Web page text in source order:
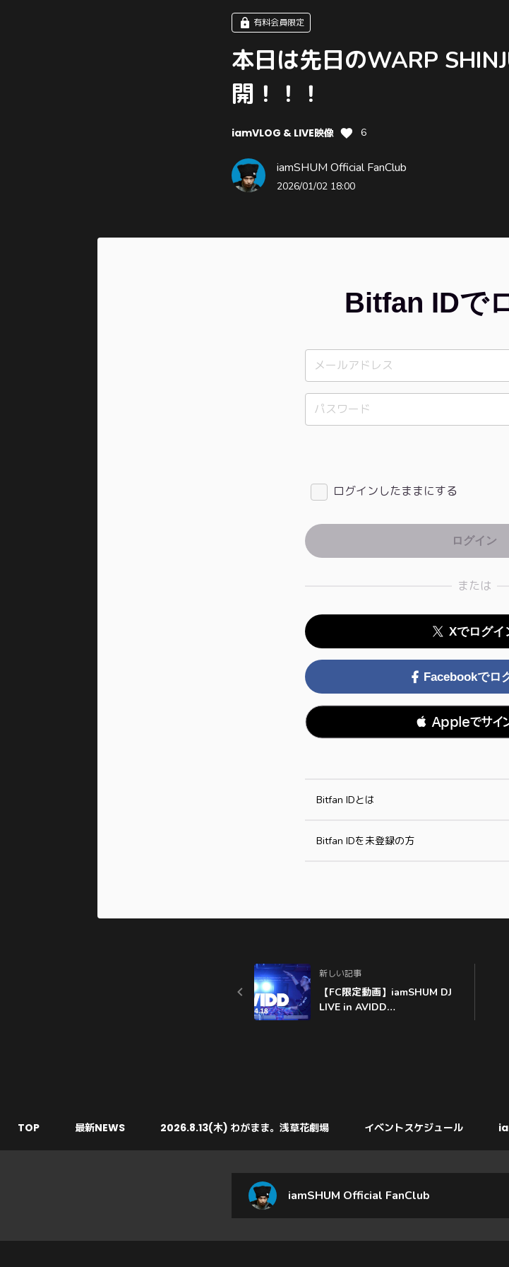
有料会員限定
本日は先日のWARP
開！！！
iamVLOG & LIVE映像 6
iamSHUM Official FanClub
2026/01/02 18:00
Bitfan IDで
ログインしたままにする
または
Xでログイ
Facebookでロ
 Appleでサイ
Bitfan IDとは
Bitfan IDを未登録の方
新しい記事
【FC限定動画】iamSHUM DJ
LIVE in AVIDD
TOP 最新NEWS 2026.8.13(木) わがまま。浅草花劇場 イベントスケジュール
iamSHUM Official FanClub